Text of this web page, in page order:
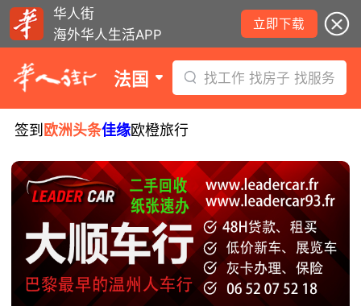
华人街
海外华人生活APP
立即下载
法国 找工作 找房子 找服务
签到 欧洲头条佳缘欧橙旅行
8月10日要闻：周三日食观测指南！警
惕度假租房三大陷阱！伊夫里结核病筛